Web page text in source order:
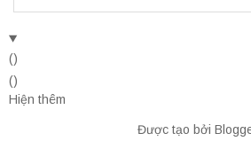
()
()
Hiện thêm
Được tạo bởi